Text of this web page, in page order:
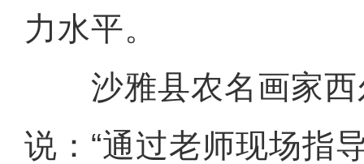
力水平。
沙雅县农名画家西
说：“通过老师现场指